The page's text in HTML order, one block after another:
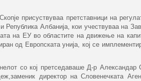
присуствуваа претставници на
Република Албанија, кои учествуваа на
на ЕУ во областите на движење на
од Европската унија, кој се
со кој претседаваше Д-р Александар
директор на Словенечката